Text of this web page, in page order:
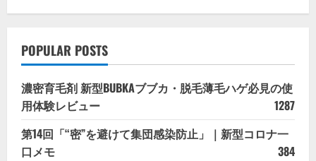
POPULAR POSTS
濃密育毛剤 新型BUBKAブブカ・脱毛薄毛ハゲ必見の使
用体験レビュー
1287
第14回「“密”を避けて集団感染防止」｜新型コロナ一
口メモ
384